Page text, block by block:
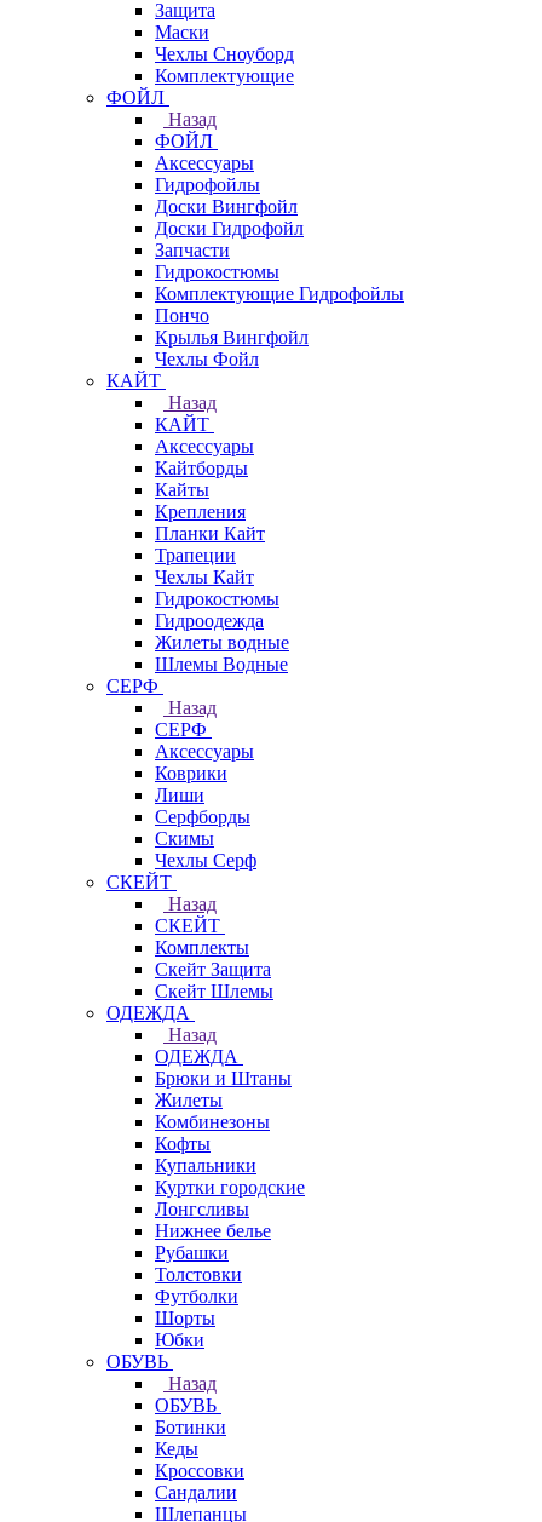
Защита
Маски
Чехлы Сноуборд
Комплектующие
ФОЙЛ
Назад
ФОЙЛ
Аксессуары
Гидрофойлы
Доски Вингфойл
Доски Гидрофойл
Запчасти
Гидрокостюмы
Комплектующие Гидрофойлы
Пончо
Крылья Вингфойл
Чехлы Фойл
КАЙТ
Назад
КАЙТ
Аксессуары
Кайтборды
Кайты
Крепления
Планки Кайт
Трапеции
Чехлы Кайт
Гидрокостюмы
Гидроодежда
Жилеты водные
Шлемы Водные
СЕРФ
Назад
СЕРФ
Аксессуары
Коврики
Лиши
Серфборды
Скимы
Чехлы Cерф
СКЕЙТ
Назад
СКЕЙТ
Комплекты
Скейт Защита
Скейт Шлемы
ОДЕЖДА
Назад
ОДЕЖДА
Брюки и Штаны
Жилеты
Комбинезоны
Кофты
Купальники
Куртки городские
Лонгсливы
Нижнее белье
Рубашки
Толстовки
Футболки
Шорты
Юбки
ОБУВЬ
Назад
ОБУВЬ
Ботинки
Кеды
Кроссовки
Сандалии
Шлепанцы